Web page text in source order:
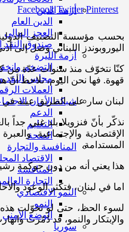
أزمة الدين
الدين العام
العجز المالي
صندوق النقد
أزمة الليرة
التضخم
مجلس النقد
العملات
شبكة الأمان
الدعم
التعليم
الصحة
المنافسة والتجارة
الاقتصاد
المنافسة
التجارة
النمو الاقتصادي
النمو
الوضع الأمني
سوريا
Facebook Twitter Pinterest
اليوروبوندز اللبناني وصل إلى
كنّا نتخوّف منذ سنوات عدّة من
قهوة. فها نحن اليوم، نلاحظ
لبنان سار على الطريق عينه في
نذكّر بأنّ فنزويلا بلد غني
الإقتصادية والإجتماعية.
المستدامة.
هذا يعني أنه من دون حوكمة
اما في لبنان، فتكثر الوعود
لسوء الحظ، حتى لو تحوّلت هذه
والإبتكار والنمو، قد دُمّرت